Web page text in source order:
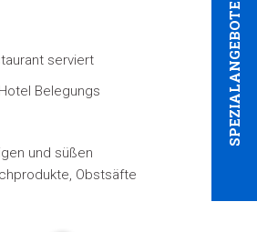
SPEZIALANGEBOTE
serviert
Belegungs
und süßen
Obstsäfte